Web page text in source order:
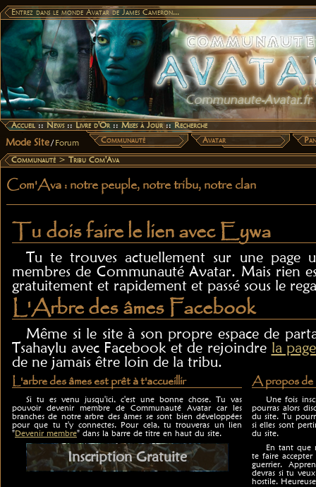
Entrez dans le monde Avatar de James Cameron...
Accueil::News::Livre d'Or::Mises à Jour::Recherche
Mode Site/ Forum Communauté Avatar
Communauté >Tribu Com'Ava
Com'Ava : notre peuple, notre tribu, notre clan
Tu dois faire le lien avec Eywa
Tu te trouves actuellement sur une page
membres de Communauté Avatar. Mais rien
gratuitement et rapidement et passé sous le
L'Arbre des âmes Facebook
Même si le site à son propre espace de
Tsahaylu avec Facebook et de rejoindre la
de ne jamais être loin de la tribu.
A propos de
Une fois
pourras alors
du site. Tu
si elles sont
du site.
En tant que
te faire
guerrier.
devras si tu
hostile.
L'arbre des âmes est prêt à t'accueillir
Si tu es venu jusqu'ici, c'est une bonne chose. Tu vas
pouvoir devenir membre de Communauté Avatar car les
branches de notre arbre des âmes se sont bien développées
pour que tu t'y connectes. Pour cela, tu trouveras un lien
"Devenir membre" dans la barre de titre en haut du site.
Inscription Gratuite